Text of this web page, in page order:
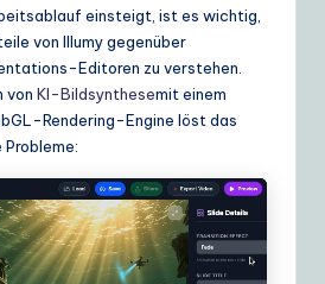
einsteigt, ist es wichtig,
von Illumy gegenüber
Editoren zu verstehen.
von KI-Bildsynthesemit einem
Rendering-Engine löst das